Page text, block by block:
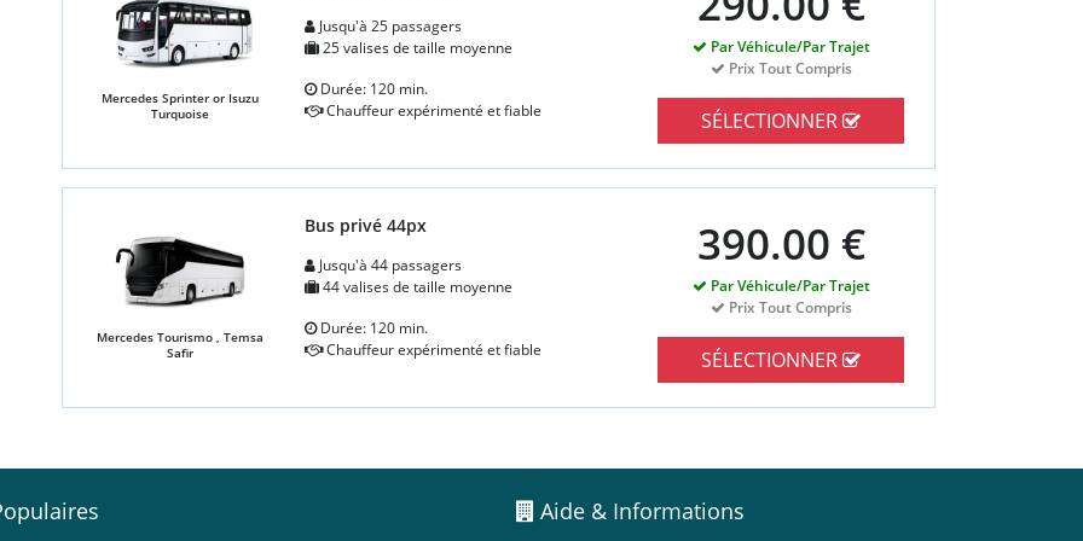
Mercedes Sprinter or Isuzu
Turquoise
Jusqu'à 25 passagers
25 valises de taille moyenne
Durée: 120 min.
Chauffeur expérimenté et fiable
Par Véhicule/Par Trajet
Prix Tout Compris
SÉLECTIONNER
Mercedes Tourismo , Temsa
Safir
Bus privé 44px
Jusqu'à 44 passagers
44 valises de taille moyenne
Durée: 120 min.
Chauffeur expérimenté et fiable
390.00 €
Par Véhicule/Par Trajet
Prix Tout Compris
SÉLECTIONNER
Aide & Informations